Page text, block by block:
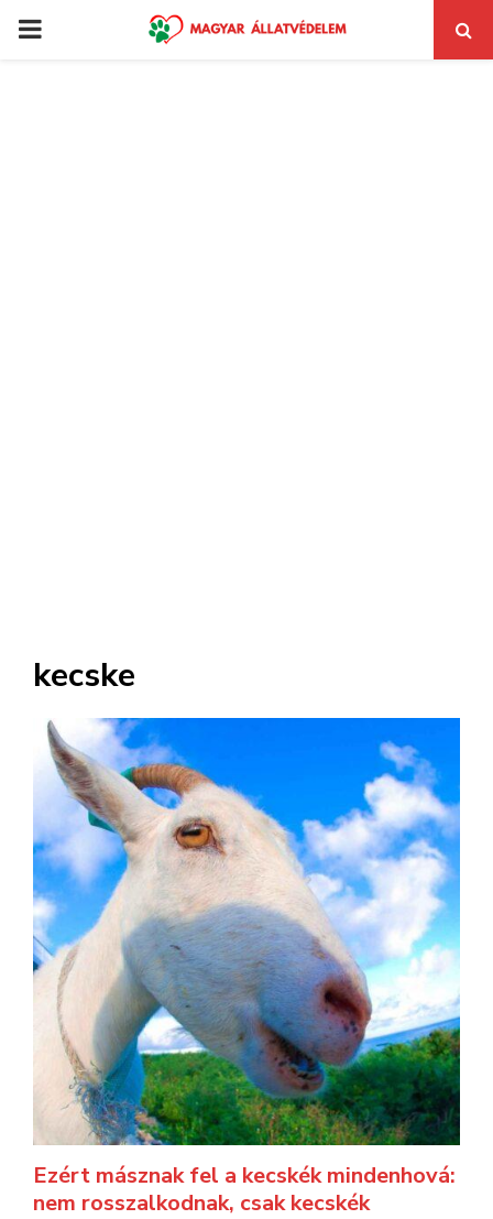
PRIMARY
kecske
Ezért másznak fel a kecskék mindenhová:
nem rosszalkodnak, csak kecskék